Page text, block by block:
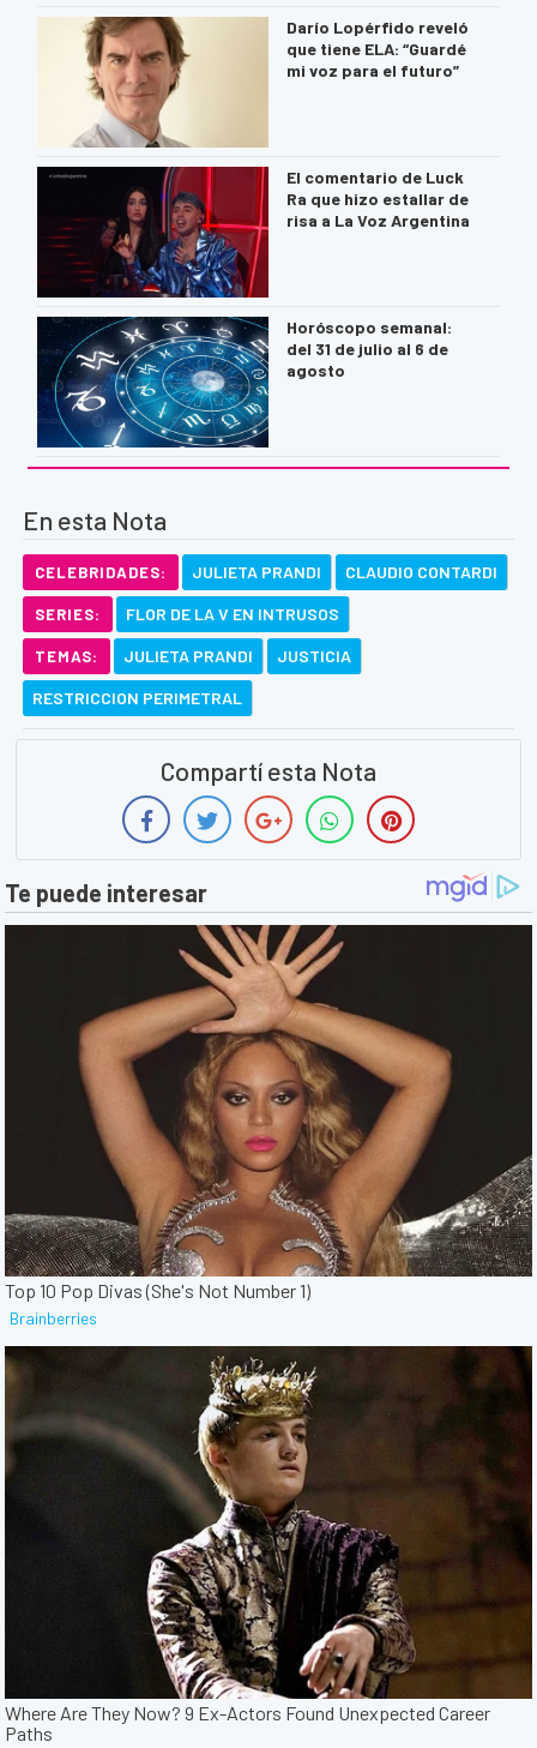
Darío Lopérfido reveló
que tiene ELA: “Guardé
mi voz para el futuro”
El comentario de Luck
Ra que hizo estallar de
risa a La Voz Argentina
Horóscopo semanal:
del 31 de julio al 6 de
agosto
En esta Nota
CELEBRIDADES: JULIETA PRANDI CLAUDIO CONTARDI
SERIES: FLOR DE LA V EN INTRUSOS
TEMAS: JULIETA PRANDI JUSTICIA
RESTRICCION PERIMETRAL
Compartí esta Nota